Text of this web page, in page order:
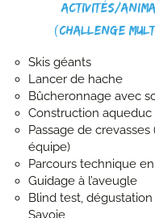
Activités/
(challenge
Skis géants
Lancer de hache
Bûcheronnage avec
Construction
Passage de
équipe)
Parcours technique
Guidage à l’aveugle
Blind test,
Savoie